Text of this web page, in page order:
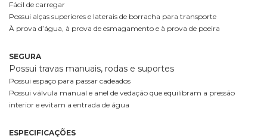
Fácil de carregar
Possui alças superiores e laterais de borracha para transporte
À prova d’água, à prova de esmagamento e à prova de poeira
SEGURA
Possui travas manuais, rodas e suportes
Possui espaço para passar cadeados
Possui válvula manual e anel de vedação que equilibram a pressão
interior e evitam a entrada de água
ESPECIFICAÇÕES